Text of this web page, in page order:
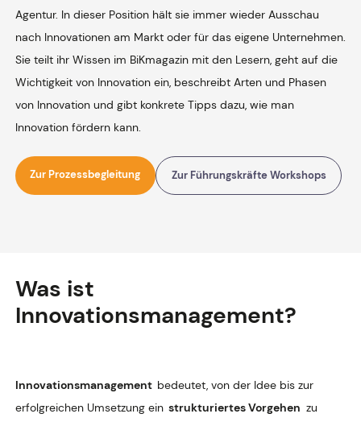
Agentur. In dieser Position hält sie immer wieder Ausschau
nach Innovationen am Markt oder für das eigene Unternehmen.
Sie teilt ihr Wissen im BiKmagazin mit den Lesern, geht auf die
Wichtigkeit von Innovation ein, beschreibt Arten und Phasen
von Innovation und gibt konkrete Tipps dazu, wie man
Innovation fördern kann.
Zur Prozessbegleitung Zur Führungskräfte Workshops
Was ist
Innovationsmanagement?
Innovationsmanagement bedeutet, von der Idee bis zur
erfolgreichen Umsetzung ein strukturiertes Vorgehen zu